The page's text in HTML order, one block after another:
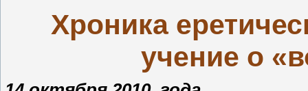
Хроника
учение о